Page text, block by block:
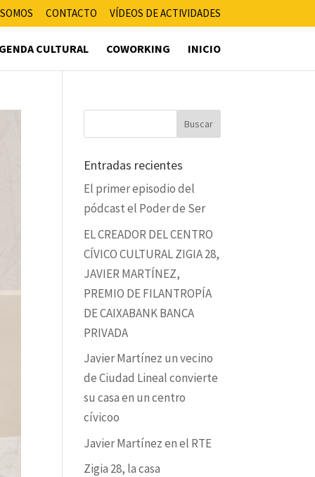
CONTACTO VÍDEOS DE ACTIVIDADES
CULTURAL COWORKING INICIO
Entradas recientes
El primer episodio del
pódcast el Poder de Ser
EL CREADOR DEL CENTRO
CÍVICO CULTURAL ZIGIA 28,
JAVIER MARTÍNEZ,
PREMIO DE FILANTROPÍA
DE CAIXABANK BANCA
PRIVADA
Javier Martínez un vecino
de Ciudad Lineal convierte
su casa en un centro
cívicoo
Javier Martínez en el RTE
Zigia 28, la casa